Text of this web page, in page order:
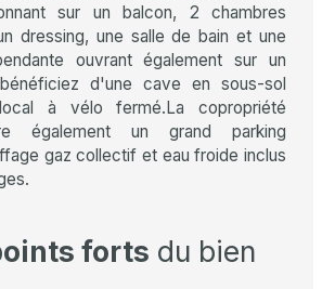
sur un balcon, 2 chambres
dressing, une salle de bain et une
ouvrant également sur un
bénéficiez d'une cave en sous-sol
à vélo fermé.La copropriété
également un grand parking
gaz collectif et eau froide inclus
forts du bien